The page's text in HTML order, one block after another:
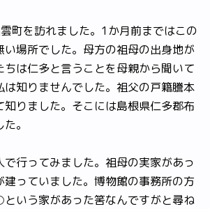
町を訪れました。1か月前まではこの
い場所でした。母方の祖母の出身地が
ちは仁多と言うことを母親から聞いて
は知りませんでした。祖父の戸籍謄本
知りました。そこには島根県仁多郡布
。
行ってみました。祖母の実家があっ
建っていました。博物館の事務所の方
いう家があった筈なんですがと尋ね